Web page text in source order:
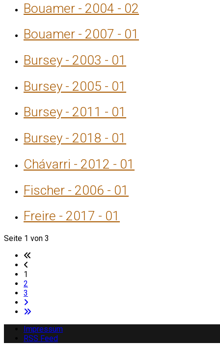
Bouamer - 2004 - 02
Bouamer - 2007 - 01
Bursey - 2003 - 01
Bursey - 2005 - 01
Bursey - 2011 - 01
Bursey - 2018 - 01
Chávarri - 2012 - 01
Fischer - 2006 - 01
Freire - 2017 - 01
Seite 1 von 3
1
2
3
Impressum
RSS Feed